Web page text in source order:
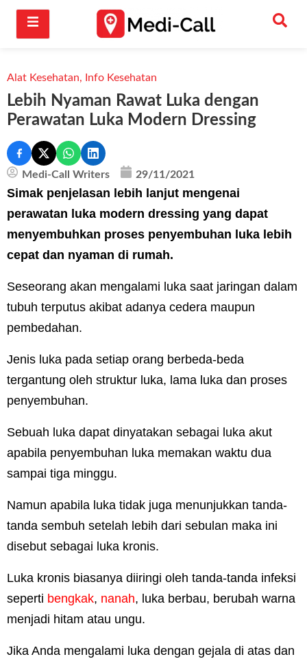
Alat Kesehatan, Info Kesehatan
Lebih Nyaman Rawat Luka dengan
Perawatan Luka Modern Dressing
Medi-Call Writers 29/11/2021
Simak penjelasan lebih lanjut mengenai
perawatan luka modern dressing yang dapat
menyembuhkan proses penyembuhan luka lebih
cepat dan nyaman di rumah.
Seseorang akan mengalami luka saat jaringan dalam
tubuh terputus akibat adanya cedera maupun
pembedahan.
Jenis luka pada setiap orang berbeda-beda
tergantung oleh struktur luka, lama luka dan proses
penyembuhan.
Sebuah luka dapat dinyatakan sebagai luka akut
apabila penyembuhan luka memakan waktu dua
sampai tiga minggu.
Namun apabila luka tidak juga menunjukkan tanda-
tanda sembuh setelah lebih dari sebulan maka ini
disebut sebagai luka kronis.
Luka kronis biasanya diiringi oleh tanda-tanda infeksi
seperti bengkak, nanah, luka berbau, berubah warna
menjadi hitam atau ungu.
Jika Anda mengalami luka dengan gejala di atas dan